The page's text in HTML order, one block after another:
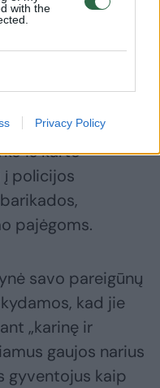
with the
Privacy Policy
pareigūnų ir
kurių
iš karto
į policijos
pajėgoms.
savo pareigūnų
kad jie
„karinę ir
gaujos narius
gyventojus kaip